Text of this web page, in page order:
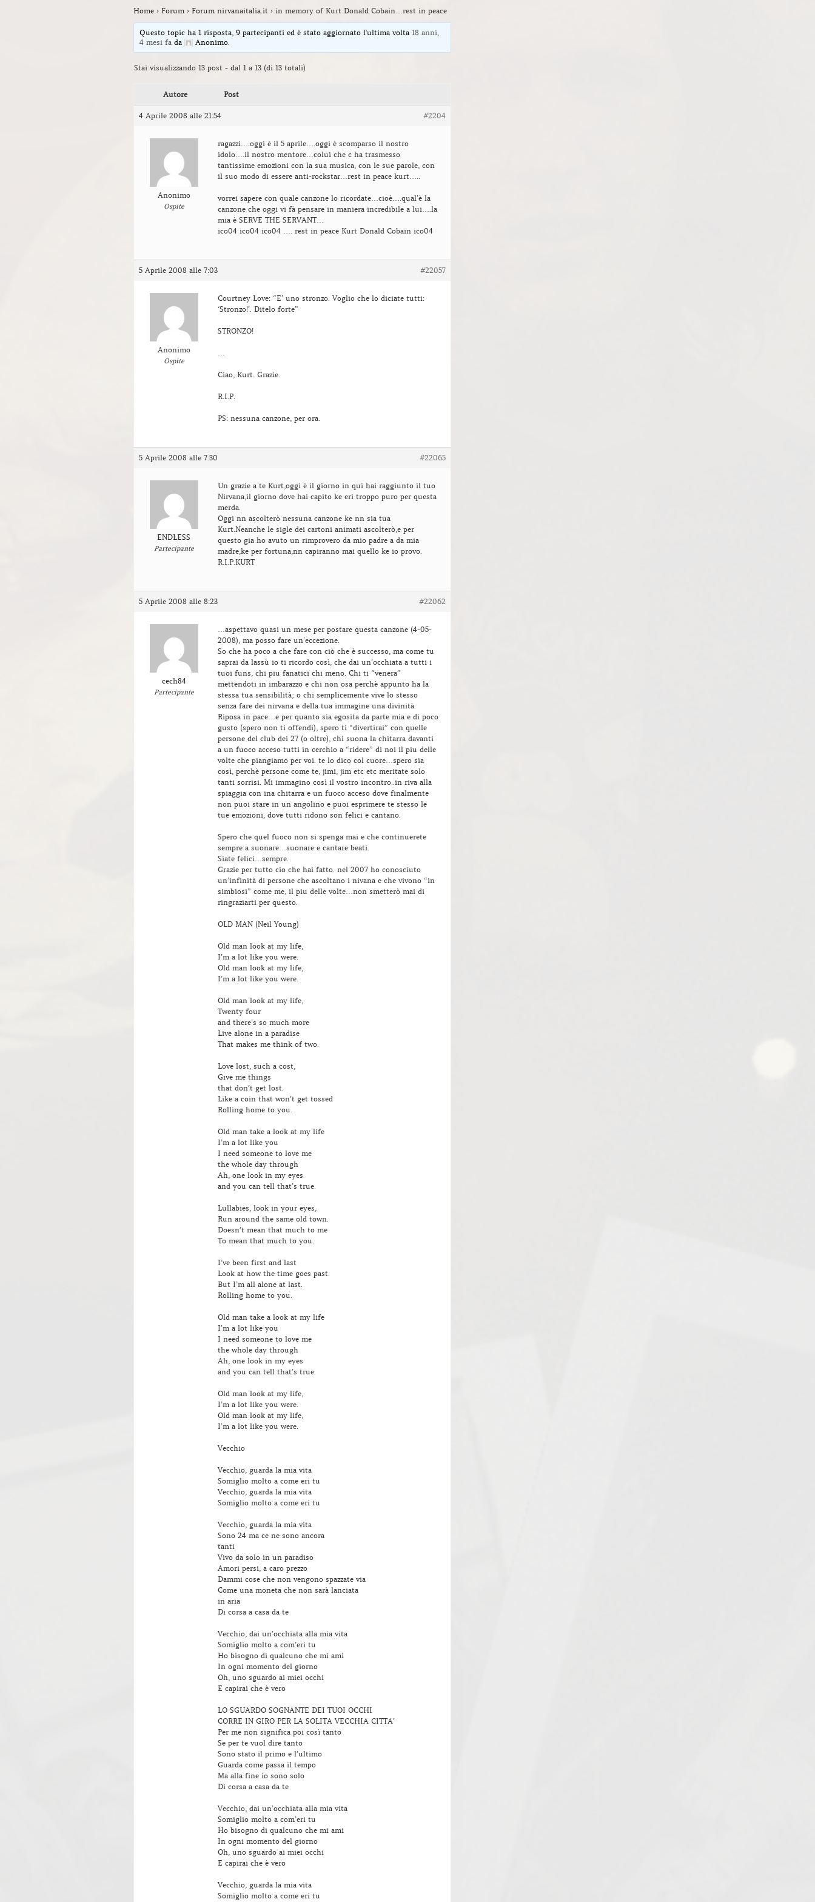
Home › Forum › Forum nirvanaitalia.it › in memory of Kurt Donald Cobain…rest in peace
Questo topic ha 1 risposta, 9 partecipanti ed è stato aggiornato l'ultima volta18 anni,
4 mesi fa da Anonimo
Stai visualizzando 13 post - dal 1 a 13 (di 13 totali)
Autore Post
4 Aprile 2008 alle 21:54 #2204
Anonimo
Ospite
ragazzi….oggi è il 5 aprile….oggi è scomparso il nostro
idolo….il nostro mentore…colui che c ha trasmesso
tantissime emozioni con la sua musica, con le sue parole, con
il suo modo di essere anti-rockstar…rest in peace kurt…..
vorrei sapere con quale canzone lo ricordate…cioè….qual’è la
canzone che oggi vi fà pensare in maniera incredibile a lui….la
mia è SERVE THE SERVANT…
ico04 ico04 ico04 …. rest in peace Kurt Donald Cobain ico04
5 Aprile 2008 alle 7:03 #22057
Anonimo
Ospite
Courtney Love: “E’ uno stronzo. Voglio che lo diciate tutti:
‘Stronzo!’. Ditelo forte”
STRONZO!
Ciao, Kurt. Grazie.
R.I.P.
PS: nessuna canzone, per ora.
5 Aprile 2008 alle 7:30 #22065
ENDLESS
Partecipante
Un grazie a te Kurt,oggi è il giorno in qui hai raggiunto il tuo
Nirvana,il giorno dove hai capito ke eri troppo puro per questa
merda.
Oggi nn ascolterò nessuna canzone ke nn sia tua
Kurt.Neanche le sigle dei cartoni animati ascolterò,e per
questo gia ho avuto un rimprovero da mio padre a da mia
madre,ke per fortuna,nn capiranno mai quello ke io provo.
R.I.P.KURT
5 Aprile 2008 alle 8:23 #22062
cech84
Partecipante
…aspettavo quasi un mese per postare questa canzone (4-05-
2008), ma posso fare un’eccezione.
So che ha poco a che fare con ciò che è successo, ma come tu
saprai da lassù io ti ricordo così, che dai un’occhiata a tutti i
tuoi funs, chi piu fanatici chi meno. Chi ti “venera”
mettendoti in imbarazzo e chi non osa perchè appunto ha la
stessa tua sensibilità; o chi semplicemente vive lo stesso
senza fare dei nirvana e della tua immagine una divinità.
Riposa in pace…e per quanto sia egosita da parte mia e di poco
gusto (spero non ti offendi), spero ti “divertirai” con quelle
persone del club dei 27 (o oltre), chi suona la chitarra davanti
a un fuoco acceso tutti in cerchio a “ridere” di noi il piu delle
volte che piangiamo per voi. te lo dico col cuore…spero sia
così, perchè persone come te, jimi, jim etc etc meritate solo
tanti sorrisi. Mi immagino così il vostro incontro..in riva alla
spiaggia con ina chitarra e un fuoco acceso dove finalmente
non puoi stare in un angolino e puoi esprimere te stesso le
tue emozioni, dove tutti ridono son felici e cantano.
Spero che quel fuoco non si spenga mai e che continuerete
sempre a suonare…suonare e cantare beati.
Siate felici…sempre.
Grazie per tutto cio che hai fatto. nel 2007 ho conosciuto
un’infinità di persone che ascoltano i nivana e che vivono “in
simbiosi” come me, il piu delle volte…non smetterò mai di
ringraziarti per questo.
OLD MAN (Neil Young)
Old man look at my life,
I’m a lot like you were.
Old man look at my life,
I’m a lot like you were.
Old man look at my life,
Twenty four
and there’s so much more
Live alone in a paradise
That makes me think of two.
Love lost, such a cost,
Give me things
that don’t get lost.
Like a coin that won’t get tossed
Rolling home to you.
Old man take a look at my life
I’m a lot like you
I need someone to love me
the whole day through
Ah, one look in my eyes
and you can tell that’s true.
Lullabies, look in your eyes,
Run around the same old town.
Doesn’t mean that much to me
To mean that much to you.
I’ve been first and last
Look at how the time goes past.
But I’m all alone at last.
Rolling home to you.
Old man take a look at my life
I’m a lot like you
I need someone to love me
the whole day through
Ah, one look in my eyes
and you can tell that’s true.
Old man look at my life,
I’m a lot like you were.
Old man look at my life,
I’m a lot like you were.
Vecchio
Vecchio, guarda la mia vita
Somiglio molto a come eri tu
Vecchio, guarda la mia vita
Somiglio molto a come eri tu
Vecchio, guarda la mia vita
Sono 24 ma ce ne sono ancora
tanti
Vivo da solo in un paradiso
Amori persi, a caro prezzo
Dammi cose che non vengono spazzate via
Come una moneta che non sarà lanciata
in aria
Di corsa a casa da te
Vecchio, dai un’occhiata alla mia vita
Somiglio molto a com’eri tu
Ho bisogno di qualcuno che mi ami
In ogni momento del giorno
Oh, uno sguardo ai miei occhi
E capirai che è vero
LO SGUARDO SOGNANTE DEI TUOI OCCHI
CORRE IN GIRO PER LA SOLITA VECCHIA CITTA’
Per me non significa poi così tanto
Se per te vuol dire tanto
Sono stato il primo e l’ultimo
Guarda come passa il tempo
Ma alla fine io sono solo
Di corsa a casa da te
Vecchio, dai un’occhiata alla mia vita
Somiglio molto a com’eri tu
Ho bisogno di qualcuno che mi ami
In ogni momento del giorno
Oh, uno sguardo ai miei occhi
E capirai che è vero
Vecchio, guarda la mia vita
Somiglio molto a come eri tu